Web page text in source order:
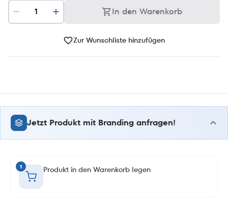
In den Warenkorb
Zur Wunschliste hinzufügen
Jetzt Produkt mit Branding anfragen!
1 Produkt in den Warenkorb legen